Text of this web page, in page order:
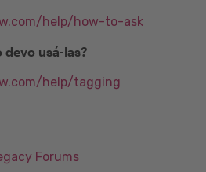
help/how-to-ask
devo usá-las?
help/tagging
Forums